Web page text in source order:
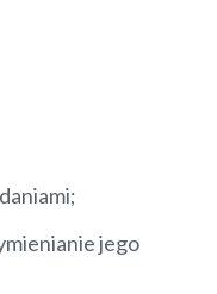
jego